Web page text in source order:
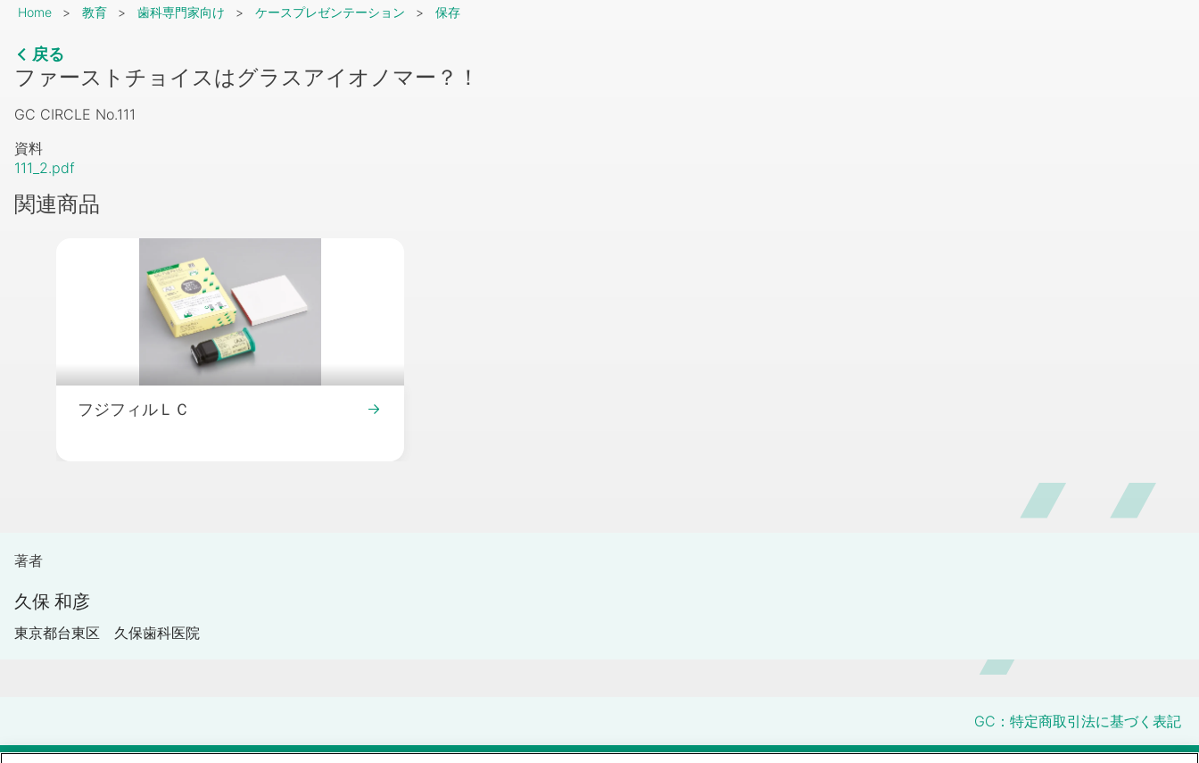
Breadcrumb
Home 教育 歯科専門家向け ケースプレゼンテーション 保存
戻る
ファーストチョイスはグラスアイオノマー？！
GC CIRCLE No.111
資料
111_2.pdf
関連商品
フジフィルＬＣ
著者
久保 和彦
東京都台東区 久保歯科医院
GC：特定商取引法に基づく表記